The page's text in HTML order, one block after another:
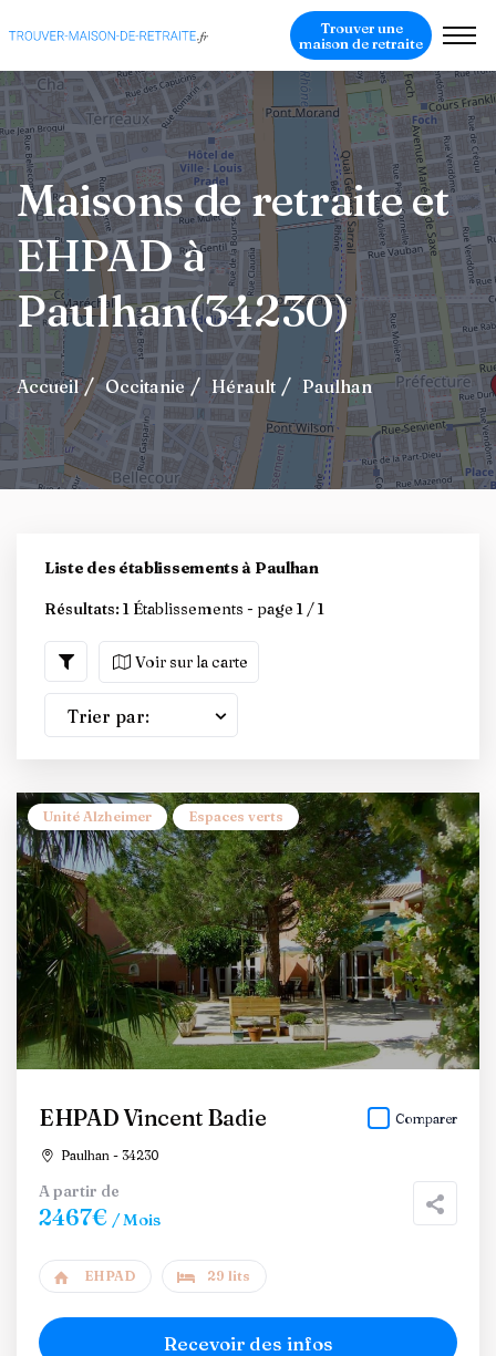
Trouver une
maison de retraite
Maisons de retraite et
EHPAD à
Paulhan(34230)
Accueil Occitanie Hérault Paulhan
Liste des établissements à Paulhan
Résultats: 1 Établissements - page 1 / 1
Voir sur la carte
Trier par:
Unité Alzheimer Espaces verts
EHPAD Vincent Badie
Paulhan - 34230
Comparer
A partir de
2467€ / Mois
EHPAD 29 lits
Recevoir des infos